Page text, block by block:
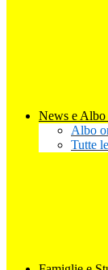
News e
Albo
Tutte